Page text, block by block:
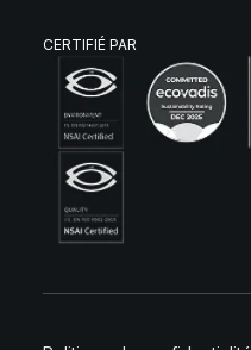
CERTIFIÉ PAR